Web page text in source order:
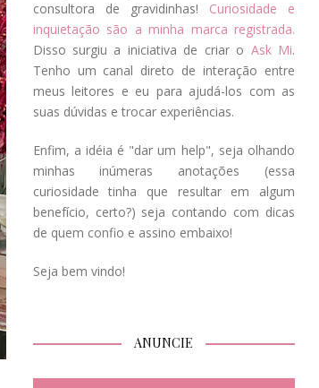
consultora de gravidinhas! Curiosidade e
inquietação são a minha marca registrada.
Disso surgiu a iniciativa de criar o Ask Mi.
Tenho um canal direto de interação entre
meus leitores e eu para ajudá-los com as
suas dúvidas e trocar experiências.
Enfim, a idéia é "dar um help", seja olhando
minhas inúmeras anotações (essa
curiosidade tinha que resultar em algum
benefício, certo?) seja contando com dicas
de quem confio e assino embaixo!
Seja bem vindo!
ANUNCIE